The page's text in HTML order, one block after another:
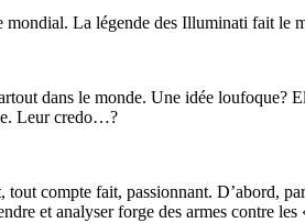
La légende des Illuminati fait le
dans le monde. Une idée
Leur credo…?
compte fait, passionnant. D’abord,
et analyser forge des armes contre les